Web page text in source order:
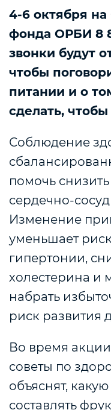
4-6 октября
фонда ОРБИ 8
звонки будут
чтобы
питании и о
сделать,
Соблюдение
помочь
сердечно-
Изменение
уменьшает
гипертонии,
холестерина и
набрать
риск развития
Во время
советы по
объяснят,
составлять